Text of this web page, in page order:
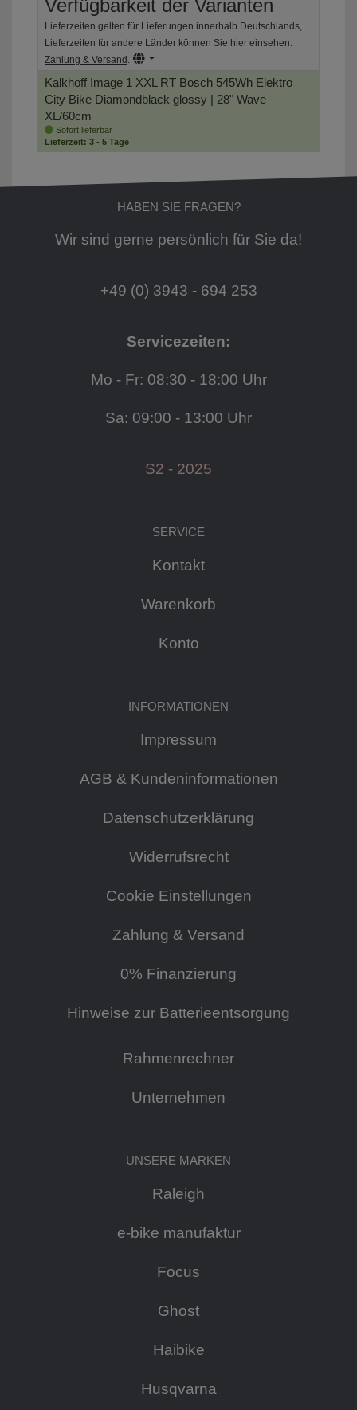
Verfügbarkeit der Varianten
Lieferzeiten gelten für Lieferungen innerhalb Deutschlands,
Lieferzeiten für andere Länder können Sie hier einsehen:
Zahlung & Versand .
Kalkhoff Image 1 XXL RT Bosch 545Wh Elektro
City Bike Diamondblack glossy | 28" Wave
XL/60cm
Sofort lieferbar
Lieferzeit: 3 - 5 Tage
HABEN SIE FRAGEN?
Wir sind gerne persönlich für Sie da!
+49 (0) 3943 - 694 253
Servicezeiten:
Mo - Fr: 08:30 - 18:00 Uhr
Sa: 09:00 - 13:00 Uhr
S2 - 2025
SERVICE
Kontakt
Warenkorb
Konto
INFORMATIONEN
Impressum
AGB & Kundeninformationen
Datenschutzerklärung
Widerrufsrecht
Cookie Einstellungen
Zahlung & Versand
0% Finanzierung
Hinweise zur Batterieentsorgung
Rahmenrechner
Unternehmen
UNSERE MARKEN
Raleigh
e-bike manufaktur
Focus
Ghost
Haibike
Husqvarna